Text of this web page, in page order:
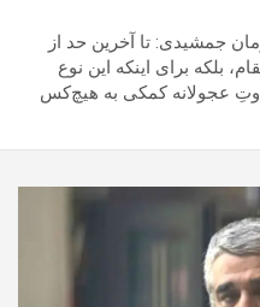
جمشیدی: تا آخرین حد از
بلکه برای اینکه این نوع
عجولانه کمکی به هیچ‌کس